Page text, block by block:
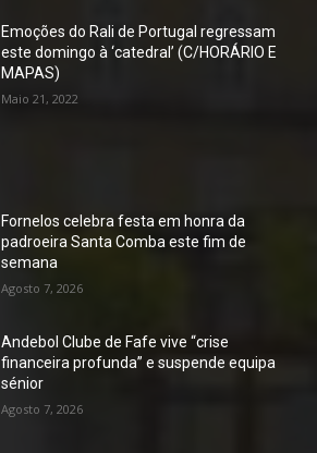
Emoções do Rali de Portugal regressam
este domingo à ‘catedral’ (C/HORÁRIO E
MAPAS)
Maio 21, 2022
Fornelos celebra festa em honra da
padroeira Santa Comba este fim de
semana
Agosto 7, 2026
Andebol Clube de Fafe vive “crise
financeira profunda” e suspende equipa
sénior
Agosto 7, 2026